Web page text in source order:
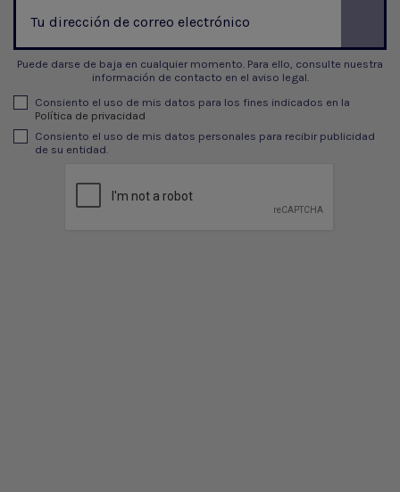
Puede darse de baja en cualquier momento. Para ello, consulte nuestra
información de contacto en el aviso legal.
Consiento el uso de mis datos para los fines indicados en la
Política de privacidad
Consiento el uso de mis datos personales para recibir publicidad
de su entidad.